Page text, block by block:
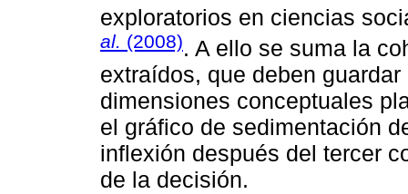
exploratorios en ciencias
al. (2008). A ello se suma la
extraídos, que deben
dimensiones conceptuales
el gráfico de sedimentación
inflexión después del tercer
de la decisión.